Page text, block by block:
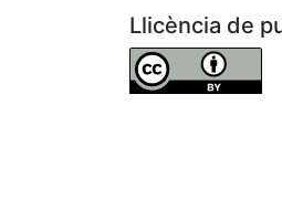
Llicència de